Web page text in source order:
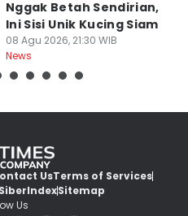
Nggak Betah Sendirian,
Ini Sisi Unik Kucing Siam
08 Agu 2026, 21:30 WIB
News
UsTerms of Services
IndexSitemap
Us